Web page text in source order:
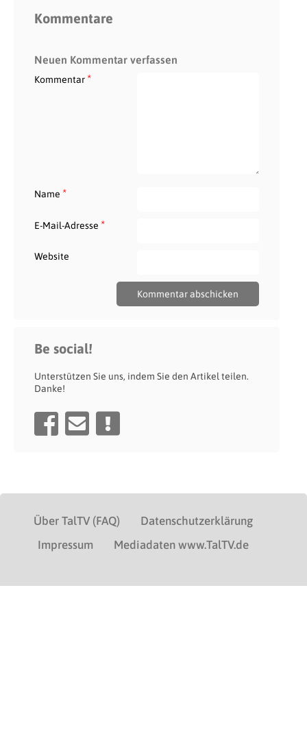
Kommentare
Neuen Kommentar verfassen
Kommentar*
Name *
E-Mail-Adresse *
Website
Be social!
Unterstützen Sie uns, indem Sie den Artikel teilen.
Danke!
Über TalTV (FAQ)
Datenschutzerklärung
Impressum
Mediadaten www.TalTV.de